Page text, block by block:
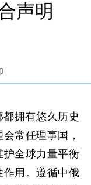
声明
拥有悠久历史
常任理事国，
全球力量平衡
用。遵循中俄